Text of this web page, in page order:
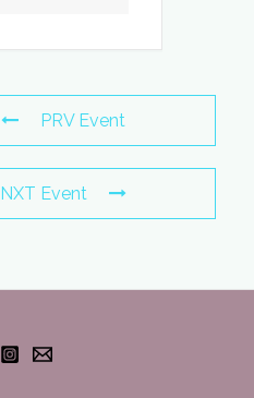
PRV Event
NXT Event